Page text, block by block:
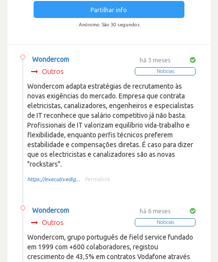
Partilhar info
Anónimo. São 30 segundos
há 3 meses
Noticias
Wondercom
Outros
Wondercom adapta estratégias de recrutamento às
novas exigências do mercado. Empresa que contrata
eletricistas, canalizadores, engenheiros e especialistas
de IT reconhece que salário competitivo já não basta.
Profissionais de IT valorizam equilíbrio vida-trabalho e
flexibilidade, enquanto perfis técnicos preferem
estabilidade e compensações diretas. É caso para dizer
que os electricistas e canalizadores são as novas
"rockstars".
https://executivedig... Permalink
há 6 meses
Noticias
Wondercom
Outros
Wondercom, grupo português de field service fundado
em 1999 com +600 colaboradores, registou
crescimento de 43,5% em contratos Vodafone através